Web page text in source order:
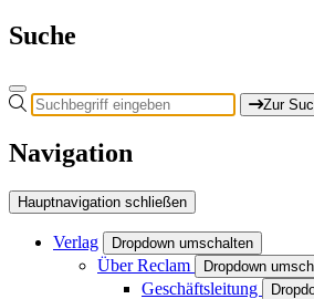
Suche
Zur
Navigation
Hauptnavigation schließen
Verlag Dropdown umschalten
Über Reclam Dropdown
Geschäftsleitung